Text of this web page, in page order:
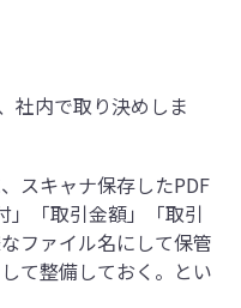
社内で取り決めしま
スキャナ保存したPDF
」「取引金額」「取引
ファイル名にして保管
て整備しておく。とい